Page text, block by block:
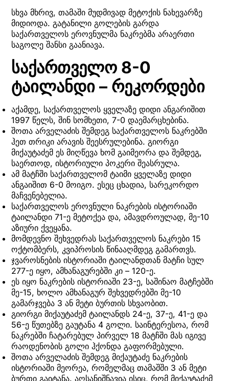
სხვა მხრივ, თამაში მუდმივად მეტოქის ნახევარზე
მიდიოდა. გატანილი გოლების გარდა
საქართველოს ეროვნულმა ნაკრებმა არაერთი
საგოლე შანსი გაანიავა.
საქართველო 8-0
ტაილანდი – რეკორდები
აქამდე, საქართველოს ყველაზე დიდი ანგარიშით
1997 წელს, შინ სომხეთი, 7-0 დაემარცხებინა.
შოთა არველაძის შემდეგ საქართველოს ნაკრებში
ჰეთ თრიკი არავის შეესრულებინა. გიორგი
მიქაუტაძემ ეს მიღწევა ხომ გაიმეორა და შემდეგ,
საერთოდ, ისტორიული პოკერი შეასრულა.
ამ მატჩში საქართველომ ტაიმი ყველაზე დიდი
ანგაიშით 6-0 მოიგო. ესეც ცხადია, სარეკორდო
მაჩვენებელია.
საქართველოს ეროვნული ნაკრების ისტორიაში
ტაილანდი 71-ე მეტოქეა და, ამავდროულად, მე-10
აზიური ქვეყანა.
მომდევნო შეხვედრას საქართველოს ნაკრები 15
ოქტომბერს, კვიპროსის წინააღმდეგ გამართვს.
ჯვაროსნების ისტორიაში ტაილანდთან მატჩი სულ
277-ე იყო, ამხანაგურებში კი – 120-ე.
ეს იყო ნაკრების ისტორიაში 23-ე, საშინაო მატჩებში
მე-15, ხოლო ამხანაგურ შეხვედრებში მე-10
გამარჯვება 3 ან მეტი ბურთის სხვაობით.
გიორგი მიქაუტაძემ ტაილანდს 24-ე, 37-ე, 41-ე და
56-ე წუთებზე გაუტანა 4 გოლი. საინტერესოა, რომ
ნაკრებში ჩატარებულ პირველ 18 მატჩში მას იგივე
რაოდენობის გოლი ჰქონდა გაფორმებული.
შოთა არველაძის შემდეგ მიქაუტაძე ნაკრების
ისტორიაში მეორეა, რომელმაც თამაშში 3 ან მეტი
ბურთი გაიტანა. აღსანიშნავია ისიც, რომ მიქაუტაძემ